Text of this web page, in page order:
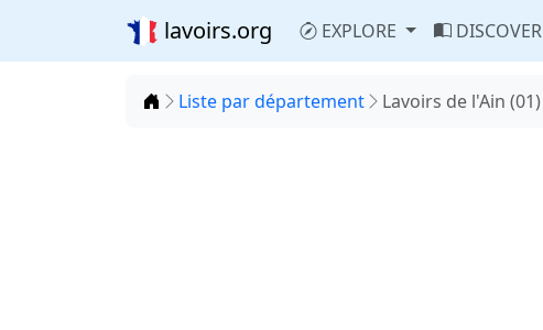
lavoirs.org EXPLORE DISCOVER
Accueil
Liste par département Lavoirs de l'Ain (01)